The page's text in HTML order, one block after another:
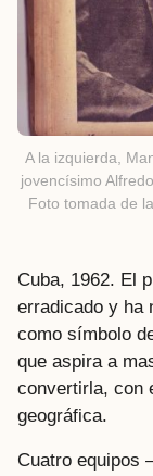
A la izquierda,
jovencísimo
Foto tomada de
Cuba, 1962. El
erradicado y ha
como símbolo
que aspira a
convertirla, con
geográfica.
Cuatro equipos